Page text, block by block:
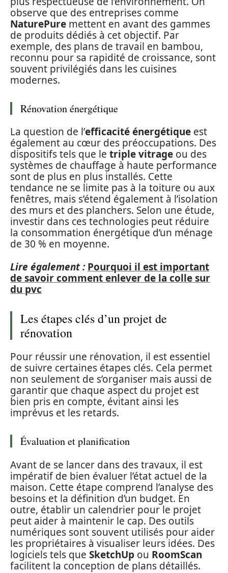
observe que des entreprises comme
NaturePure mettent en avant des gammes
de produits dédiés à cet objectif. Par
exemple, des plans de travail en bambou,
reconnu pour sa rapidité de croissance, sont
souvent privilégiés dans les cuisines
modernes.
Rénovation énergétique
La question de l’efficacité énergétique est
également au cœur des préoccupations. Des
dispositifs tels que le triple vitrage ou des
systèmes de chauffage à haute performance
sont de plus en plus installés. Cette
tendance ne se limite pas à la toiture ou aux
fenêtres, mais s’étend également à l’isolation
des murs et des planchers. Selon une étude,
investir dans ces technologies peut réduire
la consommation énergétique d’un ménage
de 30 % en moyenne.
Lire également : Pourquoi il est important
de savoir comment enlever de la colle sur
du pvc
Les étapes clés d’un projet de
rénovation
Pour réussir une rénovation, il est essentiel
de suivre certaines étapes clés. Cela permet
non seulement de s’organiser mais aussi de
garantir que chaque aspect du projet est
bien pris en compte, évitant ainsi les
imprévus et les retards.
Évaluation et planification
Avant de se lancer dans des travaux, il est
impératif de bien évaluer l’état actuel de la
maison. Cette étape comprend l’analyse des
besoins et la définition d’un budget. En
outre, établir un calendrier pour le projet
peut aider à maintenir le cap. Des outils
numériques sont souvent utilisés pour aider
les propriétaires à visualiser leurs idées. Des
logiciels tels que SketchUp ou RoomScan
facilitent la conception de plans détaillés.